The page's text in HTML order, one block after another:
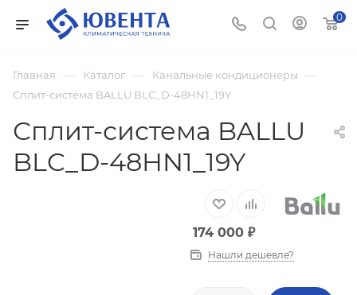
0
Главная — Каталог — Канальные кондиционеры —
Сплит-система BALLU BLC_D-48HN1_19Y
Сплит-система BALLU
BLC_D-48HN1_19Y
174 000₽
Нашли дешевле?